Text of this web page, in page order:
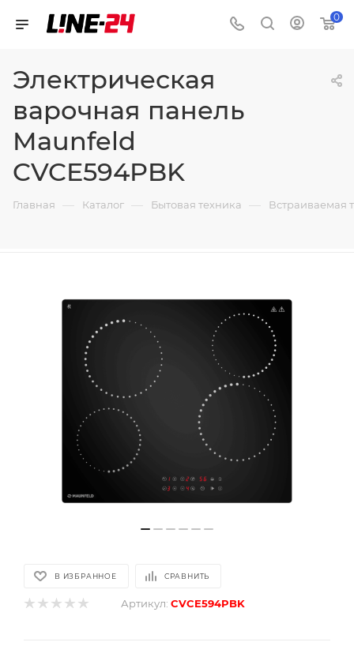
0
Электрическая
варочная панель
Maunfeld
CVCE594PBK
Главная — Каталог — Бытовая техника — Встраиваемая
В ИЗБРАННОЕ СРАВНИТЬ
Артикул: CVCE594PBK